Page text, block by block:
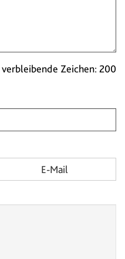
verbleibende Zeichen: 200
E-Mail